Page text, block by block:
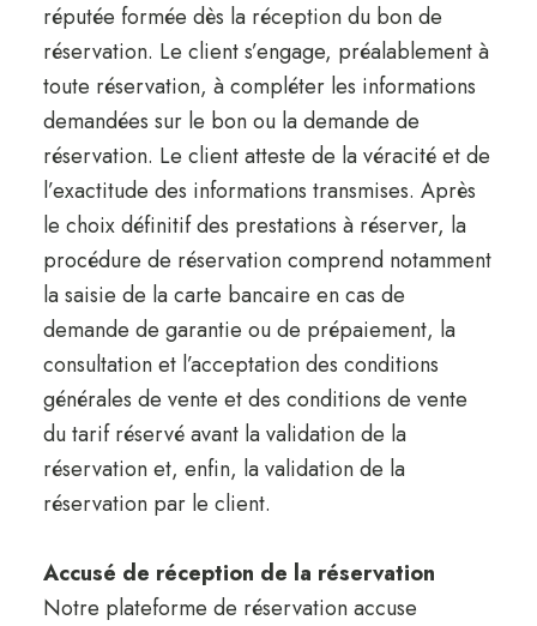
réputée formée dès la réception du bon de
réservation. Le client s’engage, préalablement à
toute réservation, à compléter les informations
demandées sur le bon ou la demande de
réservation. Le client atteste de la véracité et de
l’exactitude des informations transmises. Après
le choix définitif des prestations à réserver, la
procédure de réservation comprend notamment
la saisie de la carte bancaire en cas de
demande de garantie ou de prépaiement, la
consultation et l’acceptation des conditions
générales de vente et des conditions de vente
du tarif réservé avant la validation de la
réservation et, enfin, la validation de la
réservation par le client.
Accusé de réception de la réservation
Notre plateforme de réservation accuse